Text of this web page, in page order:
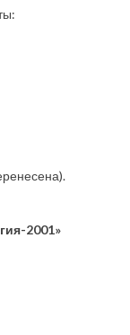
2001»